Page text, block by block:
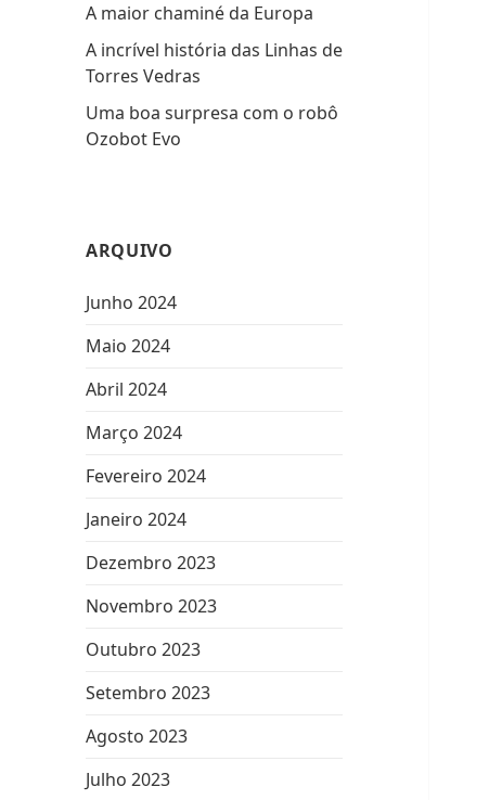
A maior chaminé da Europa
A incrível história das Linhas de
Torres Vedras
Uma boa surpresa com o robô
Ozobot Evo
ARQUIVO
Junho 2024
Maio 2024
Abril 2024
Março 2024
Fevereiro 2024
Janeiro 2024
Dezembro 2023
Novembro 2023
Outubro 2023
Setembro 2023
Agosto 2023
Julho 2023